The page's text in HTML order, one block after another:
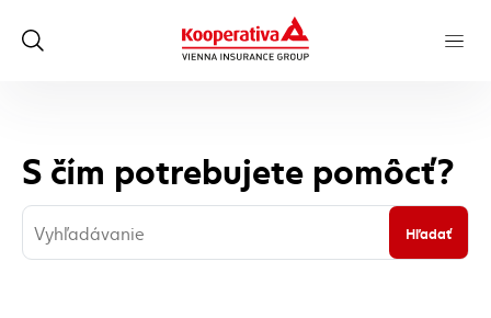
S čím potrebujete pomôcť?
Hľadať